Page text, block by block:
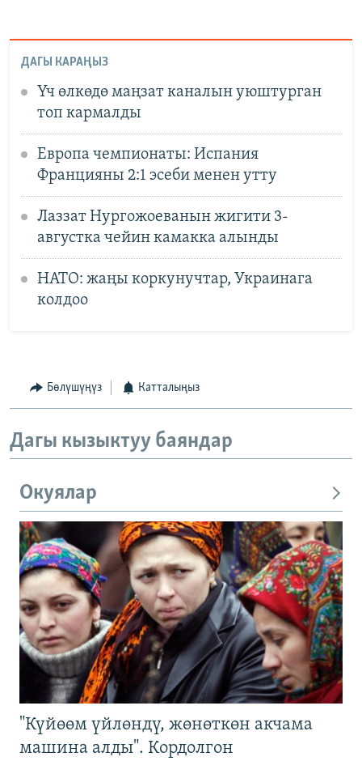
ДАГЫ КАРАҢЫЗ
Үч өлкөдө маңзат каналын уюштурган
топ кармалды
Европа чемпионаты: Испания
Францияны 2:1 эсеби менен утту
Лаззат Нургожоеванын жигити 3-
августка чейин камакка алынды
НАТО: жаңы коркунучтар, Украинага
колдоо
Бөлүшүңүз Катталыңыз
Дагы кызыктуу баяндар
Окуялар
"Күйөөм үйлөндү, жөнөткөн акчама
машина алды". Кордолгон